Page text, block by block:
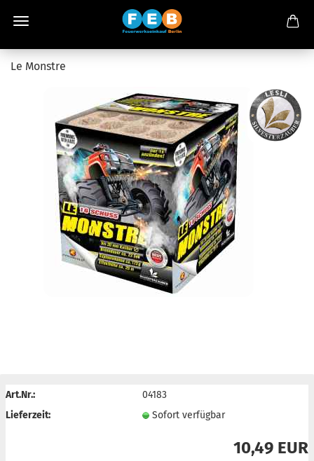
Le Monstre
Art.Nr.:
04183
Lieferzeit:
Sofort verfügbar
10,49 EUR